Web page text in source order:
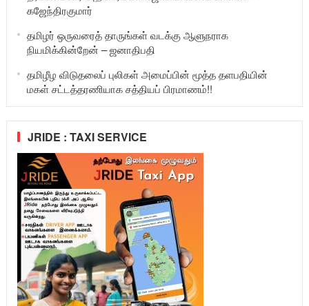
கஜேந்திரகுமார்
தமிழர் ஒருவரைத் தாருங்கள் வடக்கு ஆளுநராக
நியமிக்கின்றேன் – ஜனாதிபதி
தமிழீழ விடுதலைப் புலிகள் அமைப்பின் மூத்த தளபதியின்
மகள் சட்டத்தரணியாக சத்தியப் பிரமாணம்!!
JRIDE : TAXI SERVICE